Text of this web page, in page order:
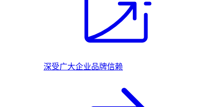
深受广大企业品牌信赖